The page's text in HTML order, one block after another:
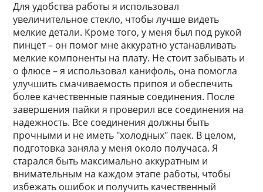
Для удобства работы я использовал
увеличительное стекло, чтобы лучше видеть
мелкие детали. Кроме того, у меня был под рукой
пинцет – он помог мне аккуратно устанавливать
мелкие компоненты на плату. Не стоит забывать и
о флюсе – я использовал канифоль, она помогла
улучшить смачиваемость припоя и обеспечить
более качественные паяные соединения. После
завершения пайки я проверил все соединения на
надежность. Все соединения должны быть
прочными и не иметь "холодных" паек. В целом,
подготовка заняла у меня около получаса. Я
старался быть максимально аккуратным и
внимательным на каждом этапе работы, чтобы
избежать ошибок и получить качественный